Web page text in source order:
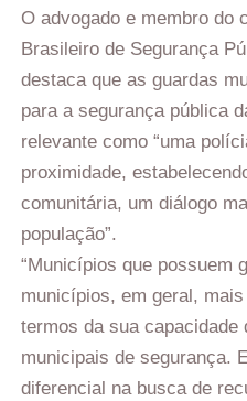
O advogado e membro do
Brasileiro de Segurança
destaca que as guardas
para a segurança pública
relevante como “uma
proximidade,
comunitária, um diálogo
população”.
“Municípios que possuem
municípios, em geral,
termos da sua
municipais de segurança.
diferencial na busca de